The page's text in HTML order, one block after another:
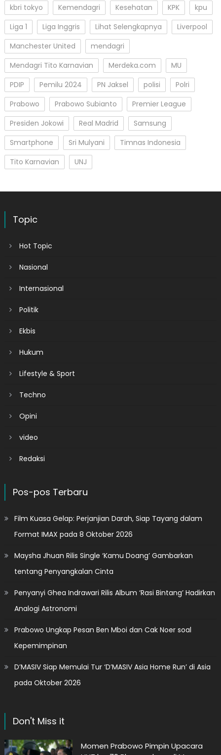
kbri tokyo
Kemendagri Kesehatan KPK
kpu
Liga 1
Liga Inggris Lihat Selengkapnya
Liverpool
Manchester United
mendagri
Mendagri Tito Karnavian
Merdeka.com
MU
PDIP
Pemilu 2024 PN Jaksel polisi
Polri
Prabowo
Prabowo Subianto
Premier League
Presiden Jokowi
Real Madrid
Samsung
Smartphone
Sri Mulyani
Timnas Indonesia
Tito Karnavian
UNJ
Topic
Hot Topic
Nasional
Internasional
Politik
Ekbis
Hukum
Lifestyle & Sport
Techno
Opini
video
Redaksi
Pos-pos Terbaru
Film Kuasa Gelap: Perjanjian Darah, Siap Tayang dalam
Format IMAX pada 8 Oktober 2026
Maysha Jhuan Rilis Single ‘Kamu Doang’ Gambarkan
tentang Penyangkalan Cinta
Penyanyi Ghea Indrawari Rilis Album ‘Rasi Bintang’ Hadirkan
Analogi Astronomi
Prabowo Ungkap Pesan Ben Mboi dan Cak Noer soal
Kepemimpinan
D’MASIV Siap Memulai Tur ‘D’MASIV Asia Home Run’ di Asia
pada Oktober 2026
Don't Miss it
Momen Prabowo Pimpin Upacara